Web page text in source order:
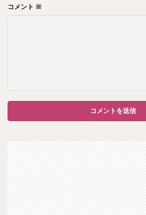
コメント ※